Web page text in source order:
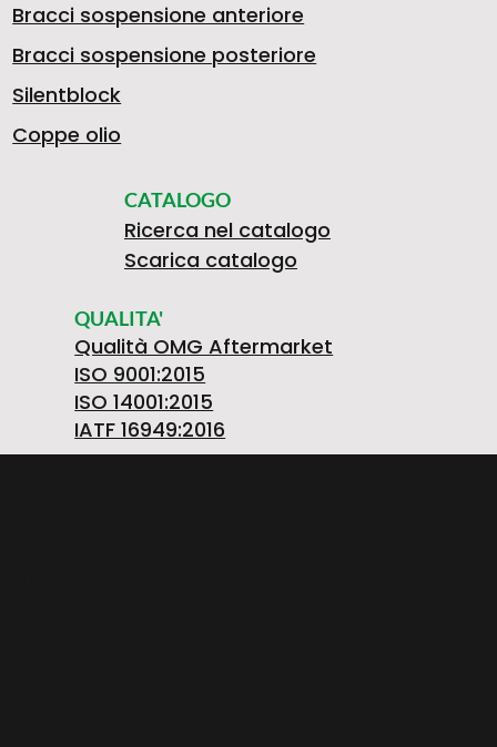
Bracci sospensione anteriore
Bracci sospensione posteriore
Silentblock
Coppe olio
CATALOGO
Ricerca nel catalogo
Scarica catalogo
QUALITA'
Qualità OMG Aftermarket
ISO 9001:2015
ISO 14001:2015
IATF 16949:2016